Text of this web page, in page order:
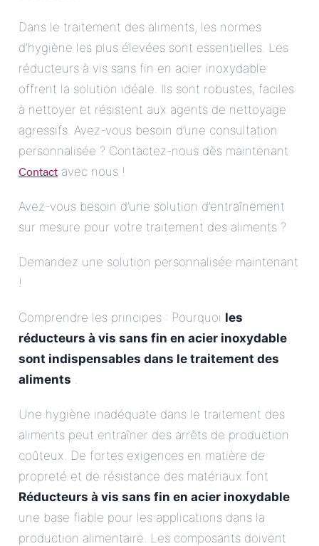
Dans le traitement des aliments, les normes
d’hygiène les plus élevées sont essentielles. Les
réducteurs à vis sans fin en acier inoxydable
offrent la solution idéale. Ils sont robustes, faciles
à nettoyer et résistent aux agents de nettoyage
agressifs. Avez-vous besoin d’une consultation
personnalisée ? Contactez-nous dès maintenant
Contact avec nous !
Avez-vous besoin d’une solution d’entraînement
sur mesure pour votre traitement des aliments ?
Demandez une solution personnalisée maintenant
!
Comprendre les principes : Pourquoi les
réducteurs à vis sans fin en acier inoxydable
sont indispensables dans le traitement des
aliments .
Une hygiène inadéquate dans le traitement des
aliments peut entraîner des arrêts de production
coûteux. De fortes exigences en matière de
propreté et de résistance des matériaux font
Réducteurs à vis sans fin en acier inoxydable
une base fiable pour les applications dans la
production alimentaire. Les composants doivent